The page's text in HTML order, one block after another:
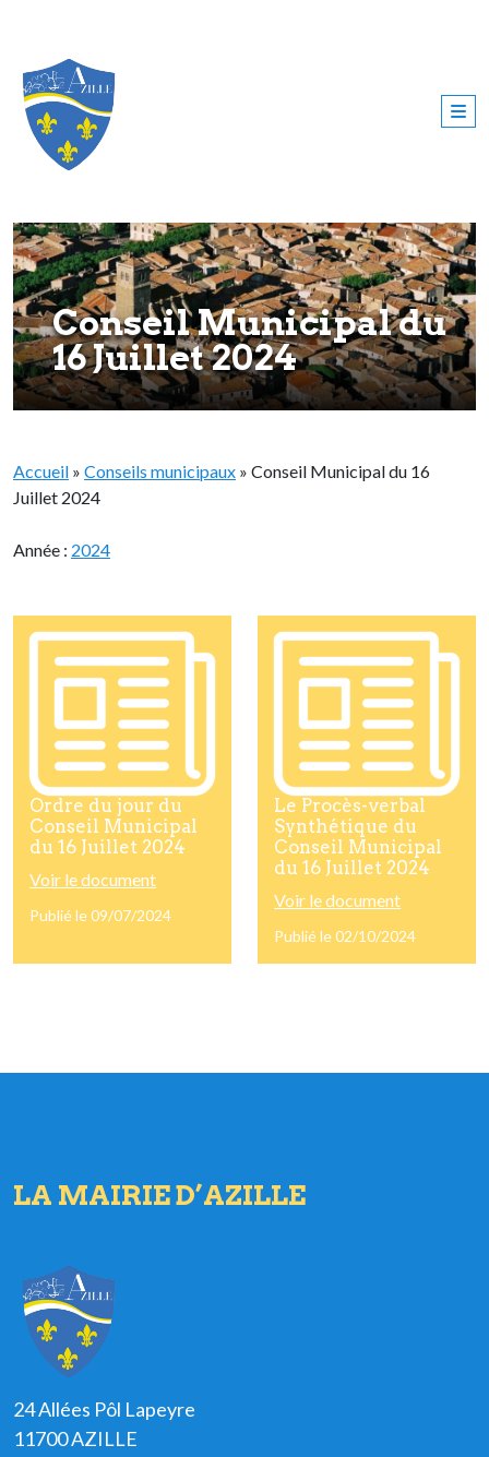
Conseil Municipal du
16 Juillet 2024
Accueil » Conseils municipaux » Conseil Municipal du 16
Juillet 2024
Année : 2024
Ordre du jour du
Conseil Municipal
du 16 Juillet 2024
Voir le document
Publié le 09/07/2024
Le Procès-verbal
Synthétique du
Conseil Municipal
du 16 Juillet 2024
Voir le document
Publié le 02/10/2024
LA MAIRIE D’AZILLE
24 Allées Pôl Lapeyre
11700 AZILLE